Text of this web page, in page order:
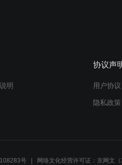
明
协议声
用户协议
隐私政策
号 网络文化经营许可证：京网文